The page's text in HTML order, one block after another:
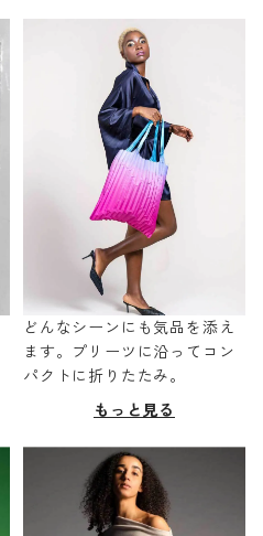
どんなシーンにも気品を添え
ます。プリーツに沿ってコン
パクトに折りたたみ。
もっと見る